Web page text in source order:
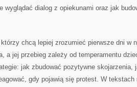
wyglądać dialog z opiekunami oraz jak
chcą lepiej zrozumieć pierwsze dni w
a jej przebieg zależy od temperamentu
jak zbudować pozytywne skojarzenia,
gdy pojawią się protest. W tekstach